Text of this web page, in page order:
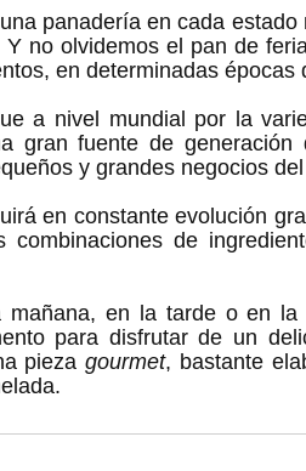
panadería en cada
no olvidemos el pan de
en determinadas épocas
a nivel mundial por la
gran fuente de
y grandes negocios
en constante evolución
combinaciones de
en la tarde o en
para disfrutar de un
pieza gourmet, bastante